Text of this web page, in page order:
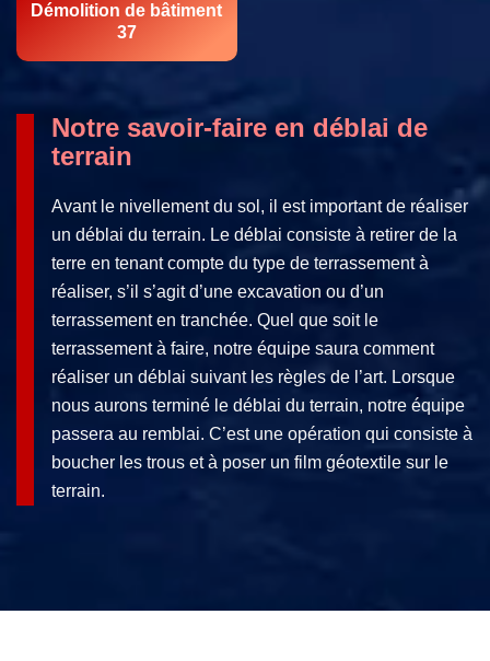
Démolition de bâtiment
37
Notre savoir-faire en déblai de
terrain
Avant le nivellement du sol, il est important de réaliser
un déblai du terrain. Le déblai consiste à retirer de la
terre en tenant compte du type de terrassement à
réaliser, s’il s’agit d’une excavation ou d’un
terrassement en tranchée. Quel que soit le
terrassement à faire, notre équipe saura comment
réaliser un déblai suivant les règles de l’art. Lorsque
nous aurons terminé le déblai du terrain, notre équipe
passera au remblai. C’est une opération qui consiste à
boucher les trous et à poser un film géotextile sur le
terrain.